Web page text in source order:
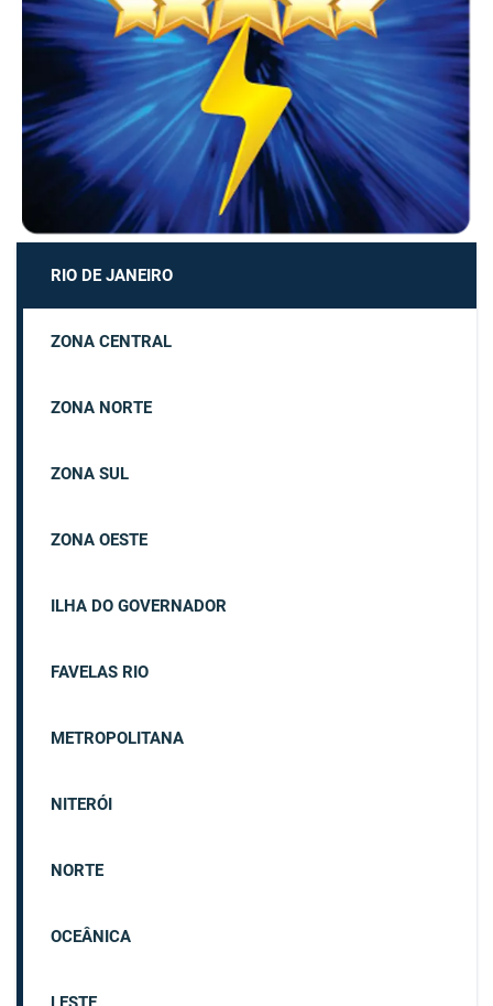
RIO DE JANEIRO
ZONA CENTRAL
ZONA NORTE
ZONA SUL
ZONA OESTE
ILHA DO GOVERNADOR
FAVELAS RIO
METROPOLITANA
NITERÓI
NORTE
OCEÂNICA